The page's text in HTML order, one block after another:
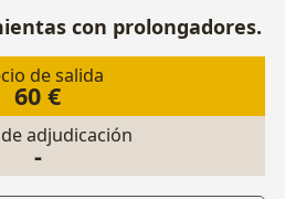
con prolongadores.
de salida
60 €
adjudicación
-